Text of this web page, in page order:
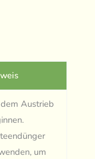
Austrieb
um